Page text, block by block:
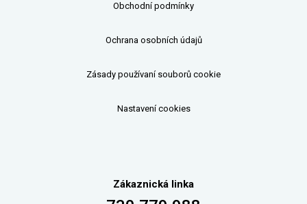
Obchodní podmínky
Ochrana osobních údajů
Zásady používaní souborů cookie
Nastavení cookies
Zákaznická linka